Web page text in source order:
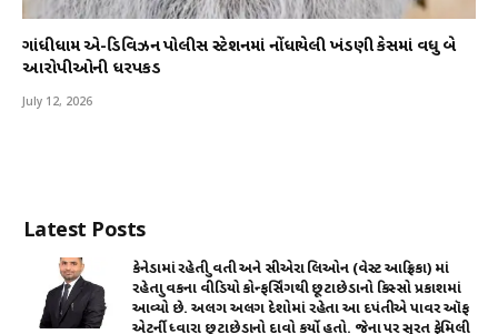
ગાંધીધામ એ-ડિવિઝન પોલીસ સ્ટેશનમાં નોંધાયેલી ખંડણી કેસમાં વધુ બે
આરોપીઓની ધરપકડ
July 12, 2026
Latest Posts
કેનેડામાં રહેતી યુવતી અને સીએરા લિઓન (વેસ્ટ આફ્રિકા) માં
રહેતા યુવકના વીડિયો કોન્ફર્સિંગથી છૂટાછેડાનો કિસ્સો પ્રકાશમાં
આવ્યો છે. અલગ અલગ દેશોમાં રહેતા આ દપંતીએ પાવર ઑફ
એટર્ની ધ્વારા છૂટાછેડાનો દાવો કર્યો હતો. જેના પર સુરત ફેમિલી